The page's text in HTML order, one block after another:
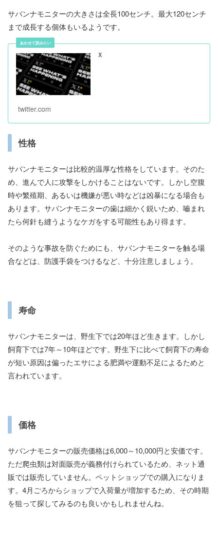
サバンナモニターの大きさは全長100センチ。最大120センチ
まで成長する個体もいるようです。
X
twitter.com
性格
サバンナモニターは比較的温厚な性格をしています。そのた
め、進んで人に攻撃をしかけることはないです。しかし空腹
時や繁殖期、あるいは機嫌が悪い時などは凶暴になる場合も
あります。サバンナモニターの歯は細かく鋭いため、嚙まれ
たら何針も縫うようなケガをする可能性もあり得ます。
そのような事故を防ぐためにも、サバンナモニターを触る場
合などは、防護手袋をつけるなど、十分注意しましょう。
寿命
サバンナモニターは、野生下では20年ほど生きます。しかし
飼育下では7年～10年ほどです。野生下に比べて飼育下の寿命
が短い原因は偏ったエサによる肥満や運動不足によるためと
言われています。
価格
サバンナモニターの販売価格は6,000～10,000円と安価です。
ただ爬虫類は対面販売が義務付けられているため、ネット通
販では販売していません。ペットショップでの購入になりま
す。4月ごろからショップで入荷量が増加するため、その時期
を狙って探してみるのも良いかもしれませんね。